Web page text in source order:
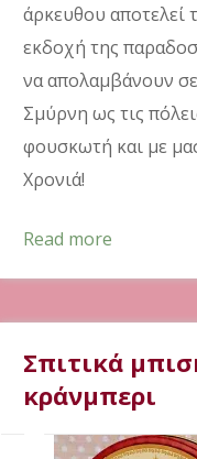
άρκευθου αποτελεί
εκδοχή της
να απολαμβάνουν
Σμύρνη ως τις
φουσκωτή και με
Χρονιά!
Read more
Σπιτικά
κράνμπερι